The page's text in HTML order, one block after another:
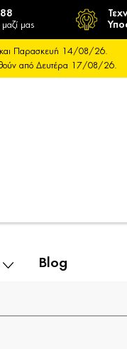
μας
και Παρασκευή 14/08/26.
από Δευτέρα 17/08/26.
Blog